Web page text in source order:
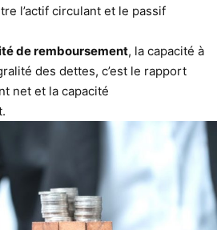
l’actif circulant et le passif
de remboursement, la capacité à
des dettes, c’est le rapport
net et la capacité